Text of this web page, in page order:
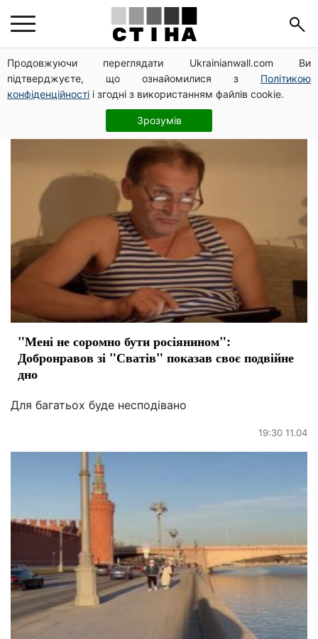
Продовжуючи переглядати Ukrainianwall.com Ви
підтверджуєте, що ознайомилися з Політикою
конфіденційності і згодні з використанням файлів cookie.
Зрозумів
российские
пропагандисты
"Мені не соромно бути росіянином":
Добронравов зі "Сватів" показав своє подвійне
дно
Для багатьох буде несподівано
19:30 11.04